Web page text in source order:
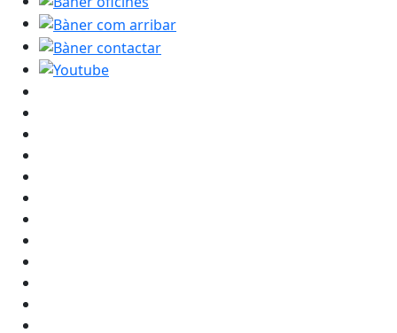
Bàner com arribar
Bàner contactar
Youtube